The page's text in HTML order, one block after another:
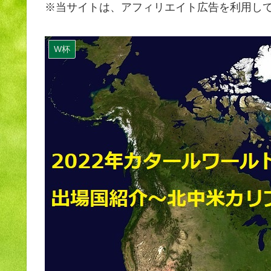
※当サイトは、アフィリエイト広告を利用し
W杯